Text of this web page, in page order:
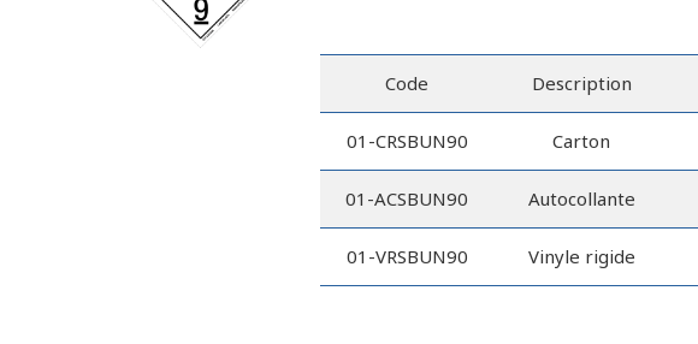
Code Description
01-CRSBUN90 Carton
01-ACSBUN90 Autocollante
01-VRSBUN90 Vinyle rigide